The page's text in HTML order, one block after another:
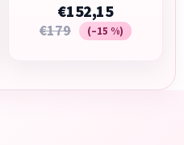
€152,15
€179 (–15 %)